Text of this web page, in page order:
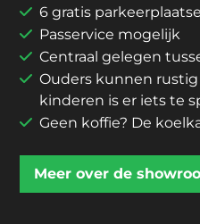
6 gratis
Passervice mogelijk
Centraal gelegen
Ouders kunnen
kinderen is er iets te
Geen koffie? De
Meer over de